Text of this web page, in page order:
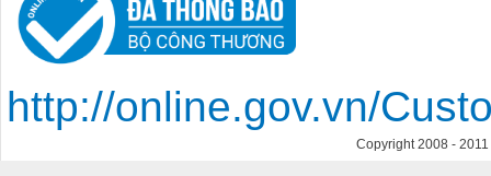
http://online.gov.vn/
Copyright 2008 - 2011